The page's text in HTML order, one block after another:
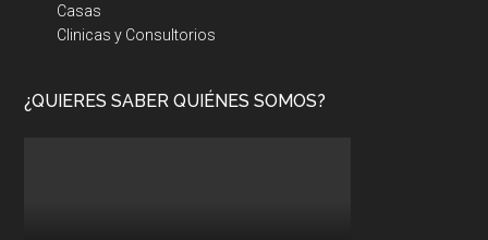
Casas
Clinicas y Consultorios
¿QUIERES SABER QUIÉNES SOMOS?